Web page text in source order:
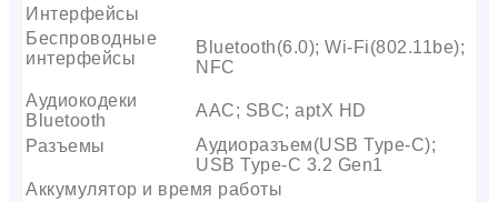
Интерфейсы
Беспроводные
интерфейсы
Bluetooth(6.0); Wi-Fi(802.11be);
NFC
Аудиокодеки
Bluetooth
AAC; SBC; aptX HD
Разъемы
Аудиоразъем(USB Type-C);
USB Type-C 3.2 Gen1
Аккумулятор и время работы